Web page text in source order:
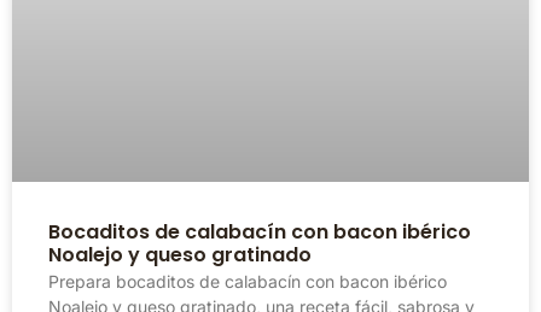
Bocaditos de calabacín con bacon ibérico
Noalejo y queso gratinado
Prepara bocaditos de calabacín con bacon ibérico
Noalejo y queso gratinado, una receta fácil, sabrosa y